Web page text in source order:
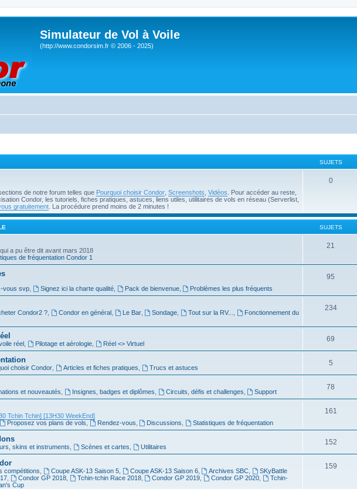
Simulateur de Vol à Voile
(http://www.condorsim.fr © 2006 - 2025)
SUJETS
de notre forum telles que Pourquoi choisir Condor Screenshots Vidéos . Pour accéder au reste,
Condor, les tutoriels, fiches pratiques, astuces, liens utiles, utilitaires de vols en réseau (Serverlist,
gratuitement . La procédure prend moins de 2 minutes !
0
SUJETS
a pu être dit avant mars 2018
de fréquentation Condor 1
21
vous svp, Signez ici la charte qualité, Pack de bienvenue, Problèmes les plus fréquents
95
Condor2 ?, Condor en général, Le Bar, Sondage Tout sur la RV...
Fonctionnement du
234
réel, Pilotage et aérologie, Réel <> Virtuel
69
choisir Condor, Articles et fiches pratiques Trucs et astuces
5
et nouveautés Insignes, badges et diplômes Circuits, défis et challenges Support
78
Tchin Tchin] [13H30 WeekEnd]
Proposez vos plans de vols Rendez-vous Discussions Statistiques de fréquentation
161
skins et instruments Scènes et cartes Utilitaires
152
compétitions Coupe ASK-13 Saison 5, Coupe ASK-13 Saison 6, Archives SBC
SKyBattle
, Condor GP 2018, Tchin-tchin Race 2018, Condor GP 2019 Condor GP 2020
Tchin-
Cup
159